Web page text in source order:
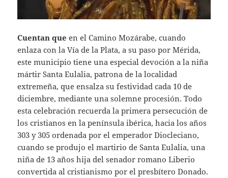
Cuentan que en el Camino Mozárabe, cuando
enlaza con la Vía de la Plata, a su paso por Mérida,
este municipio tiene una especial devoción a la niña
mártir Santa Eulalia, patrona de la localidad
extremeña, que ensalza su festividad cada 10 de
diciembre, mediante una solemne procesión. Todo
esta celebración recuerda la primera persecución de
los cristianos en la península ibérica, hacia los años
303 y 305 ordenada por el emperador Diocleciano,
cuando se produjo el martirio de Santa Eulalia, una
niña de 13 años hija del senador romano Liberio
convertida al cristianismo por el presbítero Donado.